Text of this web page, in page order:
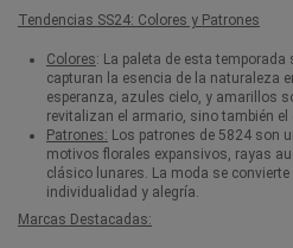
Tendencias SS24: Colores y Patrones
Colores: La paleta de esta
capturan la esencia de la naturaleza
esperanza, azules cielo, y amarillos
revitalizan el armario, sino también el
Patrones: Los patrones de 5824 son
motivos florales expansivos, rayas
clásico lunares. La moda se convierte
individualidad y alegría.
Marcas Destacadas: